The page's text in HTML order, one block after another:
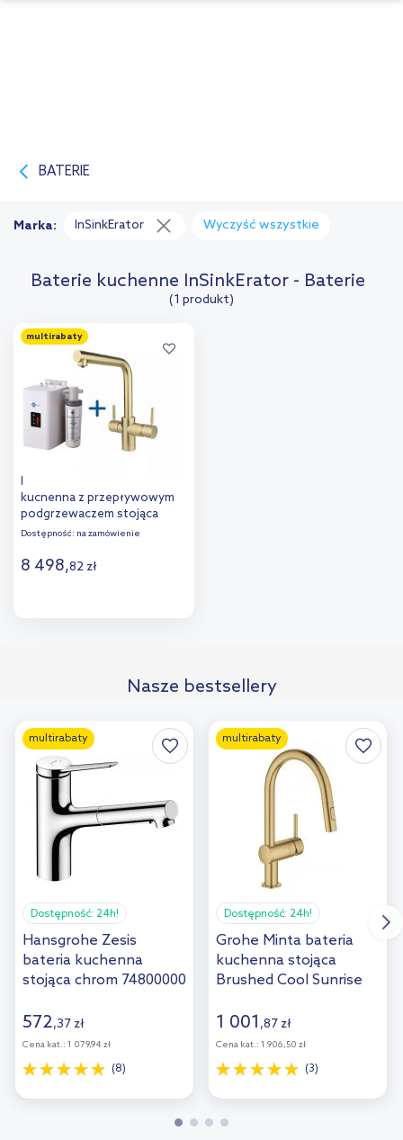
BATERIE
Baterie kuchenne InSinkErator - Baterie
(1 produkt)
Marka: InSinkErator Wyczyść wszystkie
multirabaty
InSinkErator bateria
kuchenna z przepływowym
podgrzewaczem stojąca
złoty szczotkowany
Dostępność: na zamówienie
8 498,82 zł
porównaniaNasze bestsellery
multirabaty
Dostępność: 24h!
Hansgrohe Zesis
bateria kuchenna
stojąca chrom 74800000
572,37 zł
Cena kat.: 1 079,94 zł
(8)
multirabaty
Dostępność: 24h!
Grohe Minta bateria
kuchenna stojąca
Brushed Cool Sunrise
1 001 ,87 zł
Cena kat.: 1 906,50 zł
(3)